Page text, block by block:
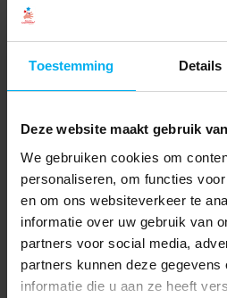
Toestemming Details
Deze website maakt gebruik
We gebruiken cookies om
personaliseren, om functies
en om ons websiteverkeer te
informatie over uw gebruik van
partners voor social media,
partners kunnen deze
informatie die u aan ze heeft